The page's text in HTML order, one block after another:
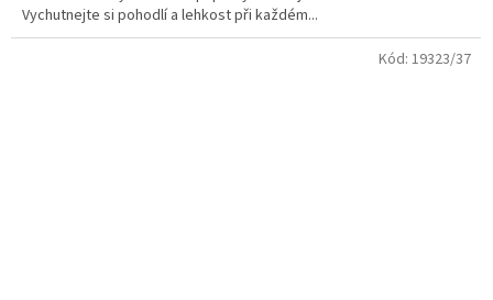
Vychutnejte si pohodlí a lehkost při každém...
Kód: 19323/37